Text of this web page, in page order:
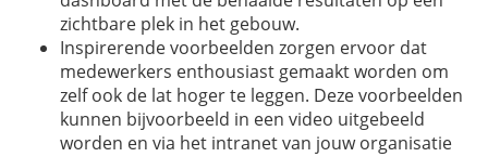
zichtbare plek in het gebouw.
Inspirerende voorbeelden zorgen ervoor dat
medewerkers enthousiast gemaakt worden om
zelf ook de lat hoger te leggen. Deze voorbeelden
kunnen bijvoorbeeld in een video uitgebeeld
worden en via het intranet van jouw organisatie